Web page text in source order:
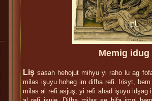
Memig idug
Liş sasah hehojut mihyu yi raho lu ag
milas işuyu hoheg im difha refi. Irisyt,
milas al refi asjuş, yi refi ahad işuyu idşag